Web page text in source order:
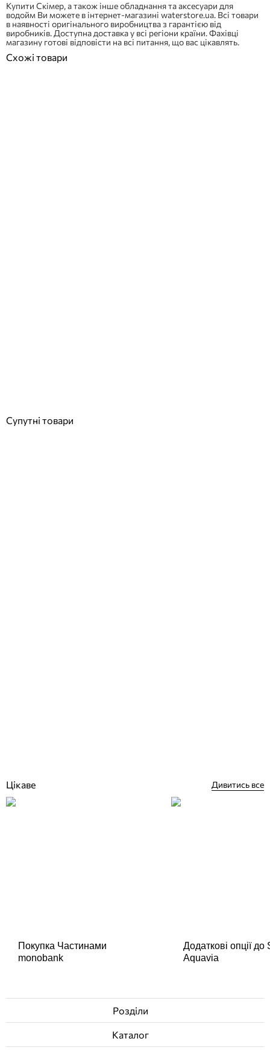
Купити Скімер, а також інше обладнання та аксесуари для
водойм Ви можете в інтернет-магазині waterstore.ua. Всі товари
в наявності оригінального виробництва з гарантією від
виробників. Доступна доставка у всі регіони країни. Фахівці
магазину готові відповісти на всі питання, що вас цікавлять.
Схожі товари
Супутні товари
Цікаве Дивитись все
Покупка Частинами
monobank
Додаткові опції
Aquavia
Розділи
Каталог